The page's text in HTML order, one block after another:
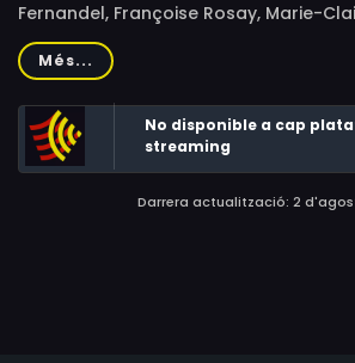
Fernandel, Françoise Rosay, Marie-
Roger Caussimon, Nane Germon, Didier
Germain, Jacques Charon, Andrée
Grégoire Aslan, Robert Berri, André
Yves Montand, Manuel Gary, René
Més...
No disponible a cap
streaming
Darrera actualització: 2